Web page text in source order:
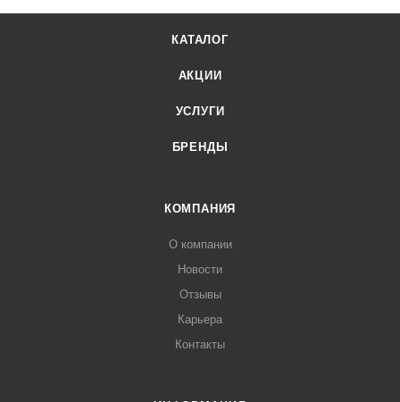
КАТАЛОГ
АКЦИИ
УСЛУГИ
БРЕНДЫ
КОМПАНИЯ
О компании
Новости
Отзывы
Карьера
Контакты